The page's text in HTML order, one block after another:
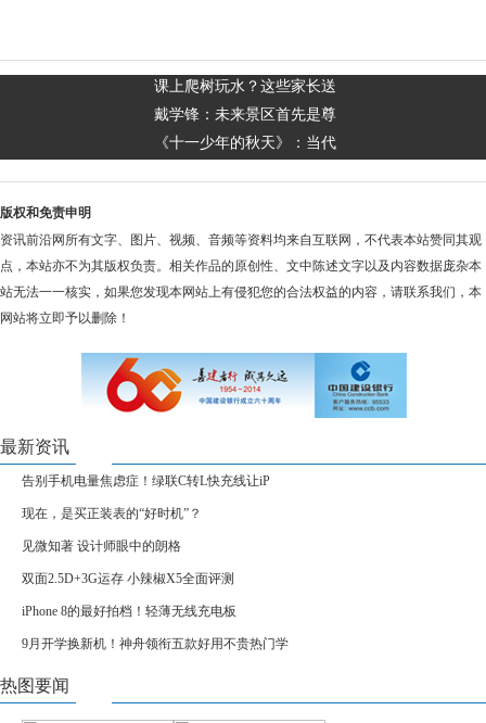
课上爬树玩水？这些家长送
戴学锋：未来景区首先是尊
《十一少年的秋天》：当代
版权和免责申明
资讯前沿网所有文字、图片、视频、音频等资料均来自互联网，不代表本站赞同其观
点，本站亦不为其版权负责。相关作品的原创性、文中陈述文字以及内容数据庞杂本
站无法一一核实，如果您发现本网站上有侵犯您的合法权益的内容，请联系我们，本
网站将立即予以删除！
最新资讯
告别手机电量焦虑症！绿联C转L快充线让iP
现在，是买正装表的“好时机”？
见微知著 设计师眼中的朗格
双面2.5D+3G运存 小辣椒X5全面评测
iPhone 8的最好拍档！轻薄无线充电板
9月开学换新机！神舟领衔五款好用不贵热门学
热图要闻